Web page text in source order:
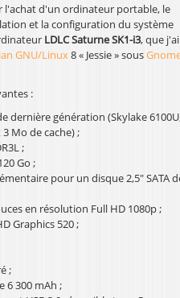
l'achat d'un ordinateur portable, le
et la configuration du système
LDLC Saturne SK1-i3, que j'ai
GNU/Linux8 « Jessie » sous
:
dernière génération (Skylake
Mo de cache) ;
;
Go ;
pour un disque 2,5" SATA
en résolution Full HD 1080p ;
Graphics 520 ;
;
6 300 mAh ;